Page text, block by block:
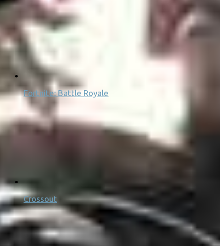
Fortnite: Battle Royale
Crossout